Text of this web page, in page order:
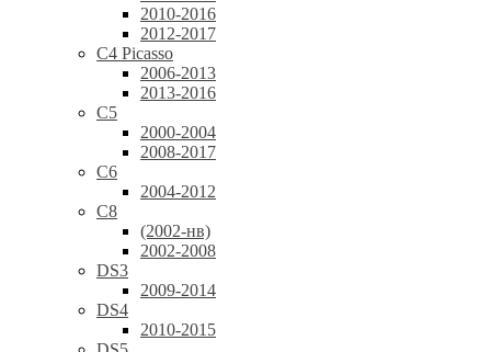
2010-2016
2012-2017
C4 Picasso
2006-2013
2013-2016
C5
2000-2004
2008-2017
C6
2004-2012
C8
(2002-нв)
2002-2008
DS3
2009-2014
DS4
2010-2015